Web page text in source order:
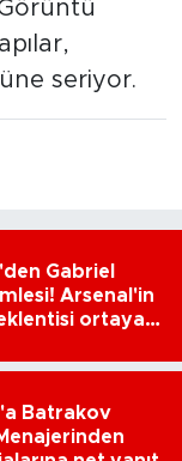
seriyor.
Gabriel
Arsenal'in
ortaya
Batrakov